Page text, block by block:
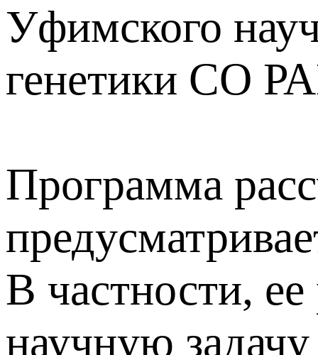
Уфимского
генетики СО
Программа
В частности,
научную